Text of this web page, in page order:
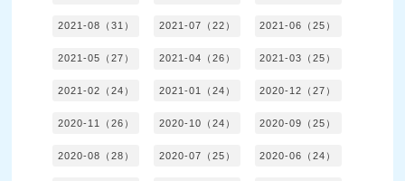
2021-08（31） 2021-07（22） 2021-06（25）
2021-05（27） 2021-04（26） 2021-03（25）
2021-02（24） 2021-01（24） 2020-12（27）
2020-11（26） 2020-10（24） 2020-09（25）
2020-08（28） 2020-07（25） 2020-06（24）